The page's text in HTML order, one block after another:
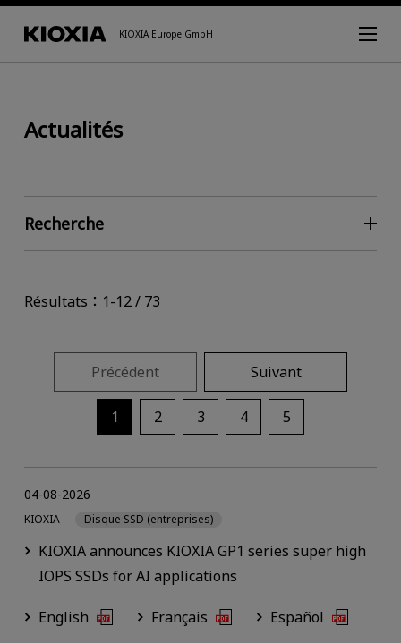
KIOXIA Europe GmbH
Actualités
Recherche
Résultats：1-12 / 73
Précédent
1 2 3 4 5
Suivant
KIOXIA announces KIOXIA GP1 series super high
IOPS SSDs for AI applications
04-08-2026
KIOXIA Disque SSD (entreprises)
English Français Español